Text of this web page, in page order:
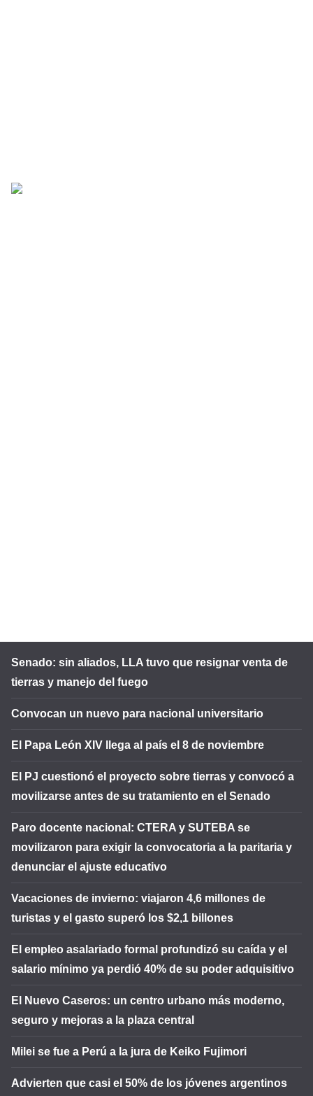
Senado: sin aliados, LLA tuvo que resignar venta de
tierras y manejo del fuego
Convocan un nuevo para nacional universitario
El Papa León XIV llega al país el 8 de noviembre
El PJ cuestionó el proyecto sobre tierras y convocó a
movilizarse antes de su tratamiento en el Senado
Paro docente nacional: CTERA y SUTEBA se
movilizaron para exigir la convocatoria a la paritaria y
denunciar el ajuste educativo
Vacaciones de invierno: viajaron 4,6 millones de
turistas y el gasto superó los $2,1 billones
El empleo asalariado formal profundizó su caída y el
salario mínimo ya perdió 40% de su poder adquisitivo
El Nuevo Caseros: un centro urbano más moderno,
seguro y mejoras a la plaza central
Milei se fue a Perú a la jura de Keiko Fujimori
Advierten que casi el 50% de los jóvenes argentinos